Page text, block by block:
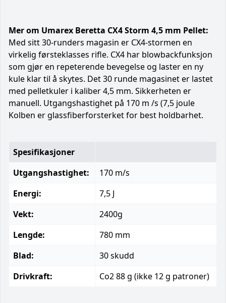
Mer om Umarex Beretta CX4 Storm 4,5 mm Pellet:
Med sitt 30-runders magasin er CX4-stormen en
virkelig førsteklasses rifle. CX4 har blowbackfunksjon
som gjør en repeterende bevegelse og laster en ny
kule klar til å skytes. Det 30 runde magasinet er lastet
med pelletkuler i kaliber 4,5 mm. Sikkerheten er
manuell. Utgangshastighet på 170 m /s (7,5 joule
Kolben er glassfiberforsterket for best holdbarhet.
Spesifikasjoner
Utgangshastighet:
170 m/s
Energi:
7,5 J
Vekt:
2400g
Lengde:
780 mm
Blad:
30 skudd
Drivkraft:
Co2 88 g (ikke 12 g patroner)